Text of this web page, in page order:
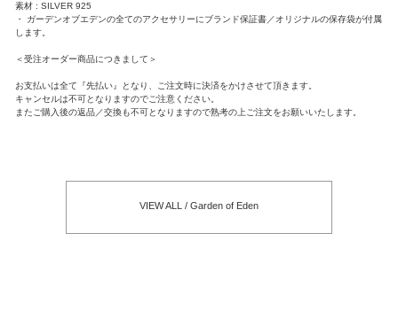
素材 : SILVER 925
・ ガーデンオブエデンの全てのアクセサリーにブランド保証書／オリジナルの保存袋が付属
します。
＜受注オーダー商品につきまして＞
お支払いは全て『先払い』となり、ご注文時に決済をかけさせて頂きます。
キャンセルは不可となりますのでご注意ください。
またご購入後の返品／交換も不可となりますので熟考の上ご注文をお願いいたします。
VIEW ALL / Garden of Eden